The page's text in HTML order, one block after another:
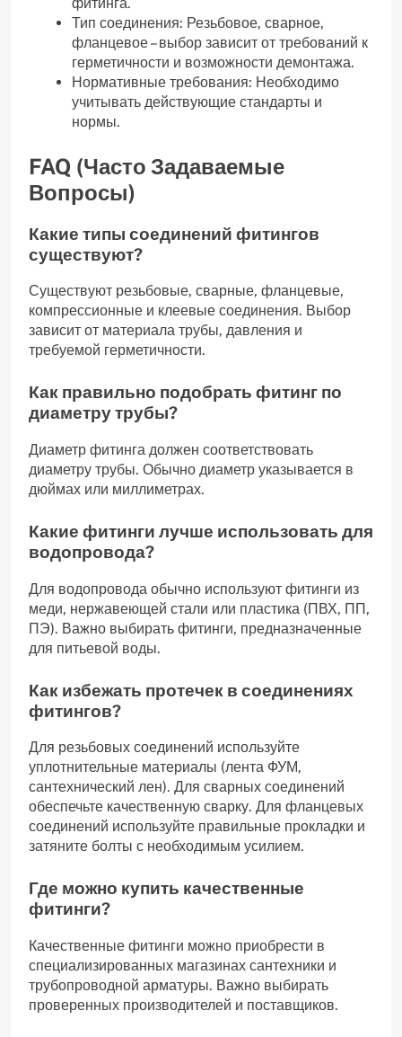
Тип соединения: Резьбовое, сварное,
фланцевое – выбор зависит от требований к
герметичности и возможности демонтажа.
Нормативные требования: Необходимо
учитывать действующие стандарты и
нормы.
FAQ (Часто Задаваемые
Вопросы)
Какие типы соединений фитингов
существуют?
Существуют резьбовые, сварные, фланцевые,
компрессионные и клеевые соединения. Выбор
зависит от материала трубы, давления и
требуемой герметичности.
Как правильно подобрать фитинг по
диаметру трубы?
Диаметр фитинга должен соответствовать
диаметру трубы. Обычно диаметр указывается в
дюймах или миллиметрах.
Какие фитинги лучше использовать для
водопровода?
Для водопровода обычно используют фитинги из
меди, нержавеющей стали или пластика (ПВХ, ПП,
ПЭ). Важно выбирать фитинги, предназначенные
для питьевой воды.
Как избежать протечек в соединениях
фитингов?
Для резьбовых соединений используйте
уплотнительные материалы (лента ФУМ,
сантехнический лен). Для сварных соединений
обеспечьте качественную сварку. Для фланцевых
соединений используйте правильные прокладки и
затяните болты с необходимым усилием.
Где можно купить качественные
фитинги?
Качественные фитинги можно приобрести в
специализированных магазинах сантехники и
трубопроводной арматуры. Важно выбирать
проверенных производителей и поставщиков.